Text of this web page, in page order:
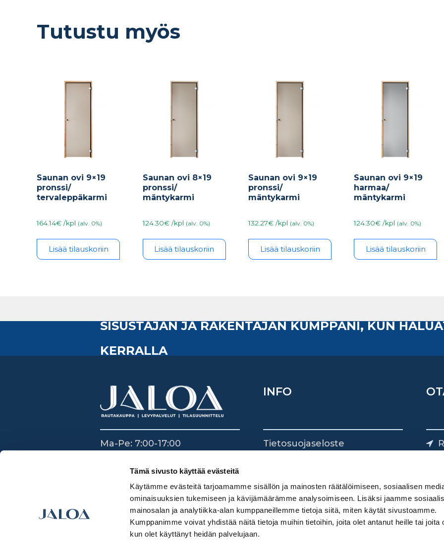
Tämä sivusto käyttää evästeitä
Käytämme evästeitä tarjoamamme sisällön ja mainosten räätälöimiseen, sosiaalisen
ominaisuuksien tukemiseen ja kävijämäärämme analysoimiseen. Lisäksi jaamme
mainosalan ja analytiikka-alan kumppaneillemme tietoja siitä, miten käytät sivustoamme.
Kumppanimme voivat yhdistää näitä tietoja muihin tietoihin, joita olet antanut heille tai joita
kun olet käyttänyt heidän palvelujaan.
Tutustu myös
Saunan ovi 9×19
pronssi/
tervaleppäkarmi
164.14€ /kpl (alv. 0%)
Lisää tilauskoriin
Saunan ovi 8×19
pronssi/
mäntykarmi
124.30€ /kpl (alv. 0%)
Lisää tilauskoriin
Saunan ovi 9×19
pronssi/
mäntykarmi
132.27€ /kpl (alv. 0%)
Lisää tilauskoriin
Saunan ovi 9×19
harmaa/
mäntykarmi
124.30€ /kpl (alv. 0%)
Lisää tilauskoriin
SISUSTAJAN JA RAKENTAJAN KUMPPANI, KUN
KERRALLA
Ma-Pe: 7:00-17:00
Su: Suljettu
INFO
Tietosuojaseloste